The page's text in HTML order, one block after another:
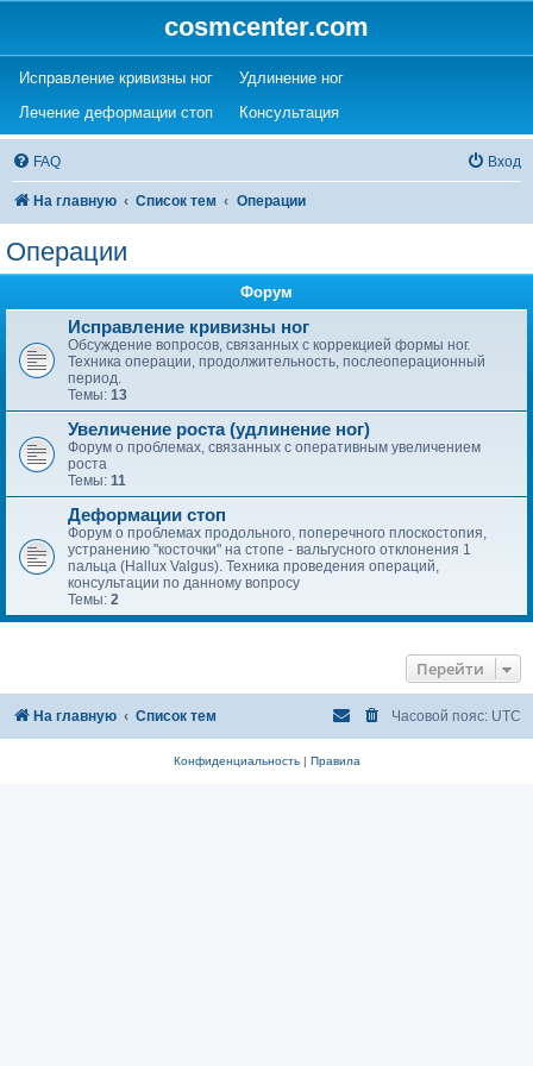
cosmcenter.com
Исправление кривизны ног(Opens a new tab)
Удлинение ног(Opens a new tab)
Лечение деформации стоп(Opens a new tab)
Консультация(Opens a new tab)
FAQ Вход
На главную Список тем Операции
Операции
Форум
Исправление кривизны ног
Обсуждение вопросов, связанных с коррекцией формы ног.
Техника операции, продолжительность, послеоперационный
период.
Темы: 13
Увеличение роста (удлинение ног)
Форум о проблемах, связанных с оперативным увеличением
роста
Темы: 11
Деформации стоп
Форум о проблемах продольного, поперечного плоскостопия,
устранению "косточки" на стопе - вальгусного отклонения 1
пальца (Hallux Valgus). Техника проведения операций,
консультации по данному вопросу
Темы: 2
Перейти
На главную Список тем Часовой пояс: UTC
Конфиденциальность| Правила